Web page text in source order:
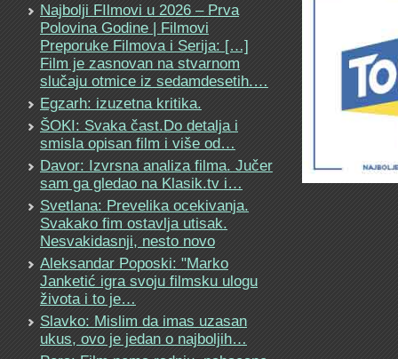
Najbolji FIlmovi u 2026 – Prva
Polovina Godine | Filmovi
Preporuke Filmova i Serija: […]
Film je zasnovan na stvarnom
slučaju otmice iz sedamdesetih.…
Egzarh: izuzetna kritika.
ŠOKI: Svaka čast.Do detalja i
smisla opisan film i više od…
Davor: Izvrsna analiza filma. Jučer
sam ga gledao na Klasik.tv i…
Svetlana: Prevelika ocekivanja.
Svakako fim ostavlja utisak.
Nesvakidasnji, nesto novo
Aleksandar Poposki: "Marko
Janketić igra svoju filmsku ulogu
života i to je…
Slavko: Mislim da imas uzasan
ukus, ovo je jedan o najboljih…